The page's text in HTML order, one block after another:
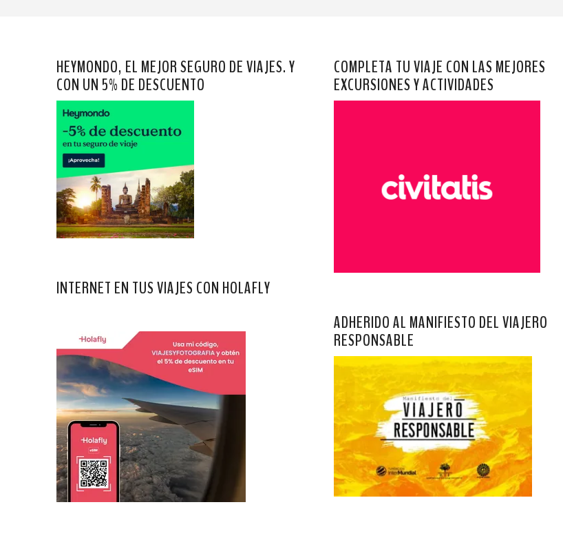
HEYMONDO, EL MEJOR SEGURO DE VIAJES. Y
CON UN 5% DE DESCUENTO
INTERNET EN TUS VIAJES CON HOLAFLY
COMPLETA TU VIAJE CON LAS MEJORES
EXCURSIONES Y ACTIVIDADES
ADHERIDO AL MANIFIESTO DEL VIAJERO
RESPONSABLE